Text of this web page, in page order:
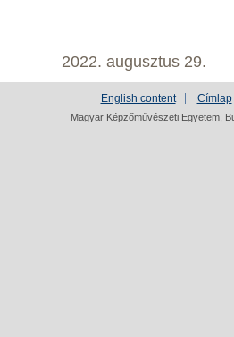
2022. augusztus 29.
English content Címlap
Magyar Képzőművészeti Egyetem,